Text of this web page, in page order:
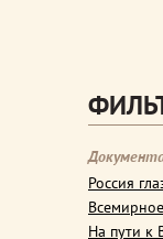
Россия
На пути к